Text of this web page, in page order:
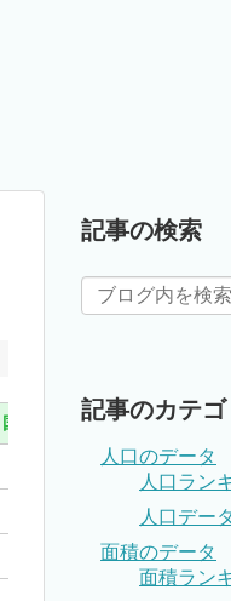
国数
記事の検索
記事のカテゴ
人口のデータ
人口ラン
人口デー
面積のデータ
面積ラン